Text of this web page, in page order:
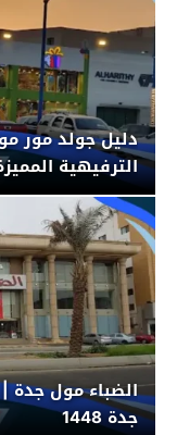
الترفيهية
الضباء مول جدة
جدة 1448